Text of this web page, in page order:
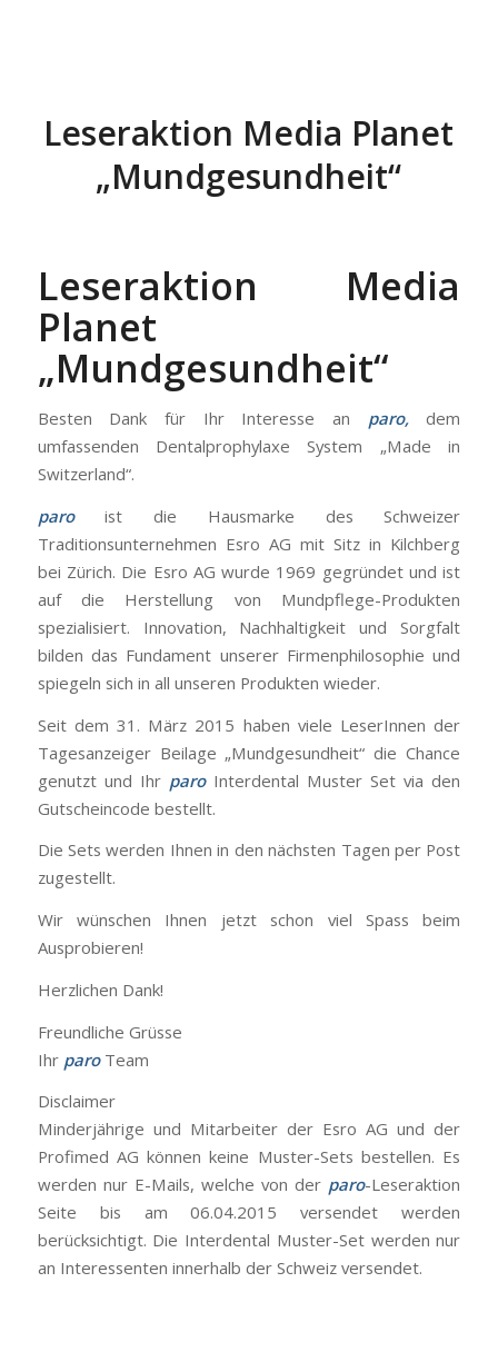
Leseraktion Media Planet
„Mundgesundheit“
Leseraktion Media
Planet
„Mundgesundheit“
Besten Dank für Ihr Interesse an paro,dem
umfassenden Dentalprophylaxe System „Made in
Switzerland“.
paroist die Hausmarke des Schweizer
Traditionsunternehmen Esro AG mit Sitz in Kilchberg
bei Zürich. Die Esro AG wurde 1969 gegründet undist
aufdie Herstellung von Mundpflege-Produkten
spezialisiert. Innovation, Nachhaltigkeit und Sorgfalt
bilden das Fundament unserer Firmenphilosophie und
spiegeln sich in all unseren Produkten wieder.
Seit dem 31. März 2015 haben viele LeserInnen der
Tagesanzeiger Beilage „Mundgesundheit“ die Chance
genutzt und Ihr paro Interdental Muster Set via den
Gutscheincode bestellt.
Die Sets werden Ihnen in den nächsten Tagen per Post
zugestellt.
Wir wünschen Ihnen jetzt schon viel Spass beim
Ausprobieren!
Herzlichen Dank!
Freundliche Grüsse
Ihr paroTeam
Disclaimer
Minderjährige und Mitarbeiter der Esro AG und der
Profimed AG können keine Muster-Sets bestellen. Es
werden nur E-Mails, welche von der paro-Leseraktion
Seite bis am 06.04.2015 versendet werden
berücksichtigt. Die Interdental Muster-Set werden nur
an Interessenten innerhalb der Schweiz versendet.